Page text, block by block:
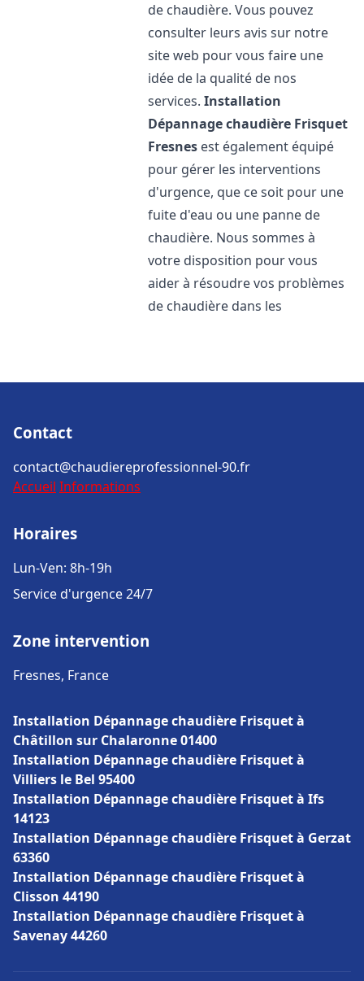
de chaudière. Vous pouvez
consulter leurs avis sur notre
site web pour vous faire une
idée de la qualité de nos
services.Installation
Dépannage chaudière Frisquet
Fresnes est également équipé
pour gérer les interventions
d'urgence, que ce soit pour une
fuite d'eau ou une panne de
chaudière. Nous sommes à
votre disposition pour vous
aider à résoudre vos problèmes
de chaudière dans les
Contact
contact@chaudiereprofessionnel-90.fr
Accueil Informations
Horaires
Lun-Ven: 8h-19h
Service d'urgence 24/7
Zone intervention
Fresnes, France
Installation Dépannage chaudière Frisquet à
Châtillon sur Chalaronne 01400
Installation Dépannage chaudière Frisquet à
Villiers le Bel 95400
Installation Dépannage chaudière Frisquet à Ifs
14123
Installation Dépannage chaudière Frisquet à Gerzat
63360
Installation Dépannage chaudière Frisquet à
Clisson 44190
Installation Dépannage chaudière Frisquet à
Savenay 44260